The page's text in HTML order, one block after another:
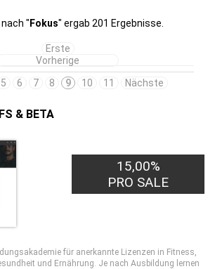
nach " Fokus" ergab 201 Ergebnisse.
Erste
Vorherige
5 6 7 8 9 10 11 Nächste
& BETA
15,00%
PRO SALE
für anerkannte Lizenzen in Fitness,
und Ernährung. Je nach Ausbildung lernen